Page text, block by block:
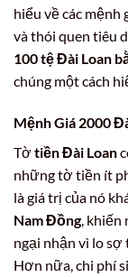
hiểu về các mệnh
và thói quen tiêu
100 tệ Đài Loan
chúng một cách
Mệnh Giá 2000
Tờ tiền Đài Loan
những tờ tiền ít
là giá trị của nó
Nam Đồng, khiến
ngại nhận vì lo sợ
Hơn nữa, chi phí